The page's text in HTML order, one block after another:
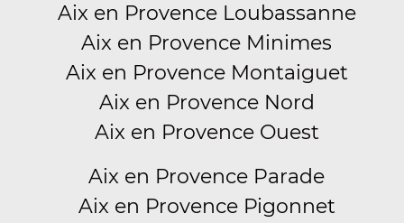
Aix en Provence Loubassanne
Aix en Provence Minimes
Aix en Provence Montaiguet
Aix en Provence Nord
Aix en Provence Ouest
Aix en Provence Parade
Aix en Provence Pigonnet